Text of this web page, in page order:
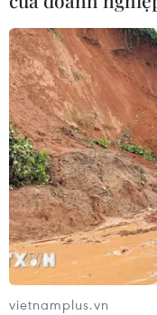
Để hệ sinh thái
tạo Việt Nam
04/12/2019 10:12
Việt Nam nằm trong
startup nhưng
các kỹ năng cần
bền vững hoặc phù
vietnamplus.vn